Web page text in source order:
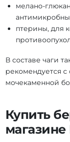
мелано-
птерины, для
В составе чаги
рекомендуется
мочекаменной
Купить
магазине